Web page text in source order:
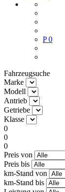
P 0
Fahrzeugsuche
Marke
Modell
Antrieb
Getriebe
Klasse
0
0
0
Preis von
Preis bis
km-Stand von
km-Stand bis